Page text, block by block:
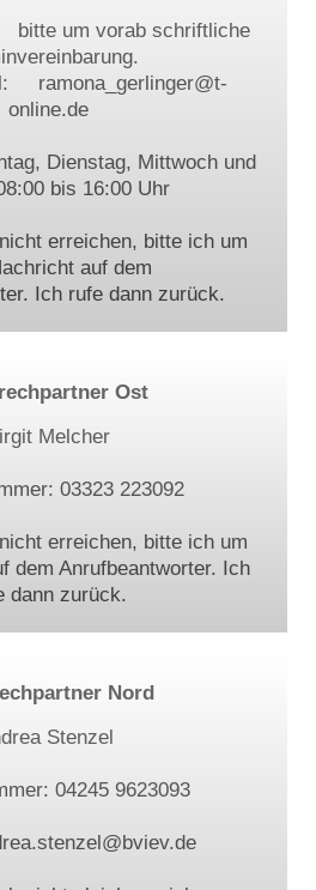
bitte um vorab schriftliche
online.de
Dienstag, Mittwoch und
bis 16:00 Uhr
erreichen, bitte ich um
auf dem
Ich rufe dann zurück.
Ost
Melcher
03323 223092
erreichen, bitte ich um
dem Anrufbeantworter. Ich
dann zurück.
Nord
Stenzel
04245 9623093